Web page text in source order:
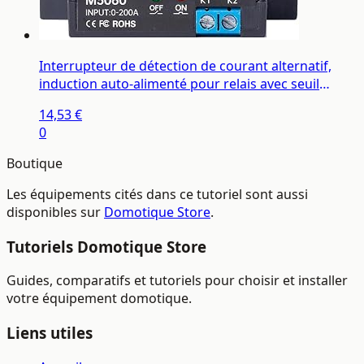
Interrupteur de détection de courant alternatif,
induction auto-alimenté pour relais avec seuil
détection de charge du moteur et courant de ligne
de forage
14,53 €
0
Boutique
Les équipements cités dans ce tutoriel sont aussi
disponibles sur Domotique Store.
Tutoriels Domotique Store
Guides, comparatifs et tutoriels pour choisir et installer
votre équipement domotique.
Liens utiles